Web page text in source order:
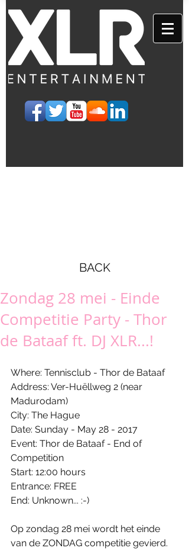
BACK
Zondag 28 mei - Einde
Competitie Party - Thor
de Bataaf ft. DJ XLR...!
Where: Tennisclub - Thor de Bataaf
Address: Ver-Huëllweg 2 (near
Madurodam)
City: The Hague
Date: Sunday - May 28 - 2017
Event: Thor de Bataaf - End of
Competition
Start: 12:00 hours
Entrance: FREE
End: Unknown... :-)
Op zondag 28 mei wordt het einde
van de ZONDAG competitie gevierd.